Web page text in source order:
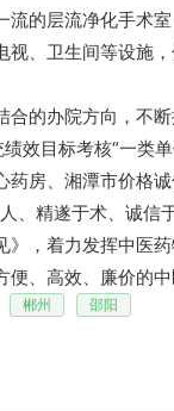
的层流净化手术
视、卫生间等设施
的办院方向，不断
效目标考核“一类
房、湘潭市价格
精遂于术、诚信
》，着力发挥中医
、高效、廉价的中
郴州 邵阳